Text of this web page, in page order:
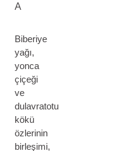
A
Biberiye
yağı,
yonca
çiçeği
ve
dulavratotu
kökü
özlerinin
birleşimi,